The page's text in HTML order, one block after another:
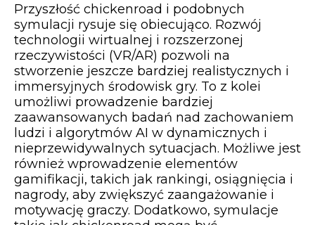
Przyszłość chickenroad i podobnych
symulacji rysuje się obiecująco. Rozwój
technologii wirtualnej i rozszerzonej
rzeczywistości (VR/AR) pozwoli na
stworzenie jeszcze bardziej realistycznych i
immersyjnych środowisk gry. To z kolei
umożliwi prowadzenie bardziej
zaawansowanych badań nad zachowaniem
ludzi i algorytmów AI w dynamicznych i
nieprzewidywalnych sytuacjach. Możliwe jest
również wprowadzenie elementów
gamifikacji, takich jak rankingi, osiągnięcia i
nagrody, aby zwiększyć zaangażowanie i
motywację graczy. Dodatkowo, symulacje